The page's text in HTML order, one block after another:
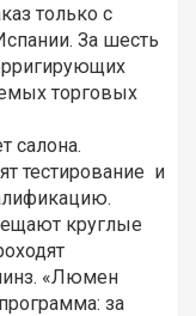
только с
За шесть
торговых
салона.
тестирование и
круглые
«Люмен
за